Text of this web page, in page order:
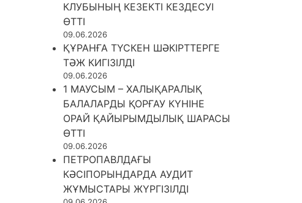
КЛУБЫНЫҢ КЕЗЕКТІ КЕЗДЕСУІ
ӨТТІ
09.06.2026
ҚҰРАНҒА ТҮСКЕН ШӘКІРТТЕРГЕ
ТӘЖ КИГІЗІЛДІ
09.06.2026
1 МАУСЫМ – ХАЛЫҚАРАЛЫҚ
БАЛАЛАРДЫ ҚОРҒАУ КҮНІНЕ
ОРАЙ ҚАЙЫРЫМДЫЛЫҚ ШАРАСЫ
ӨТТІ
09.06.2026
ПЕТРОПАВЛДАҒЫ
КӘСІПОРЫНДАРДА АУДИТ
ЖҰМЫСТАРЫ ЖҮРГІЗІЛДІ